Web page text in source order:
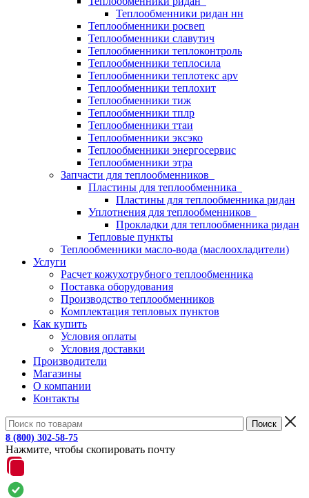
Теплообменники ридан нн
Теплообменники росвеп
Теплообменники славутич
Теплообменники теплоконтроль
Теплообменники теплосила
Теплообменники теплотекс apv
Теплообменники теплохит
Теплообменники тиж
Теплообменники тплр
Теплообменники ттаи
Теплообменники эксэко
Теплообменники энергосервис
Теплообменники этра
Запчасти для теплообменников
Пластины для теплообменника
Пластины для теплообменника ридан
Уплотнения для теплообменников
Прокладки для теплообменника ридан
Тепловые пункты
Теплообменники масло-вода (маслоохладители)
Услуги
Расчет кожухотрубного теплообменника
Поставка оборудования
Производство теплообменников
Комплектация тепловых пунктов
Как купить
Условия оплаты
Условия доставки
Производители
Магазины
О компании
Контакты
8 (800) 302-58-75
Нажмите, чтобы скопировать почту